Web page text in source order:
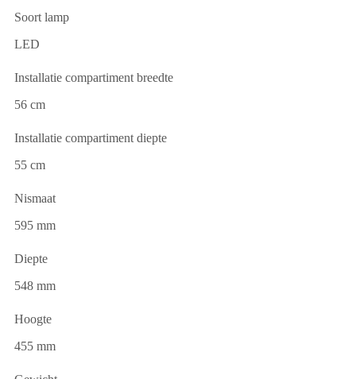
Soort lamp
LED
Installatie compartiment breedte
56 cm
Installatie compartiment diepte
55 cm
Nismaat
595 mm
Diepte
548 mm
Hoogte
455 mm